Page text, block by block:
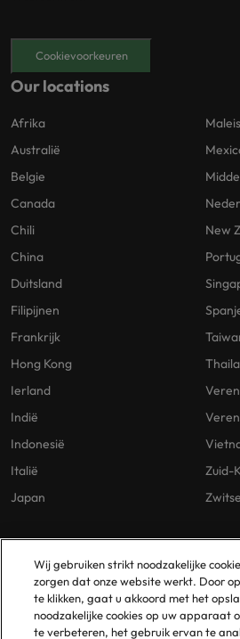
Cookievoorkeuren
Our locations
Afrika
Australië
Belgie
Canada
Chili
China
Duitsland
Filipijnen
Frankrijk
Hong Kong
Ierland
Indië
Indonesië
Italië
Japan
New
Zuid-
Our Policies
Privacybeleid
Cookies Policy
Wij gebruiken strikt noodzakelijke
zorgen dat onze website werkt. Door
te klikken, gaat u akkoord met het
noodzakelijke cookies op uw apparaat
te verbeteren, het gebruik ervan te